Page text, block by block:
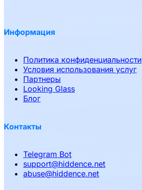
Информация
Политика конфиденциальности
Условия использования услуг
Партнеры
Looking Glass
Блог
Контакты
Telegram Bot
support@hiddence.net
abuse@hiddence.net